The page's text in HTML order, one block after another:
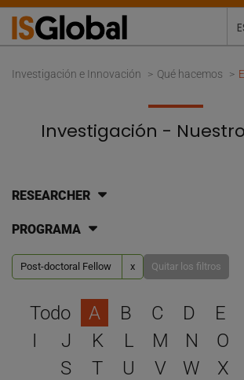
Investigación e Innovación Qué hacemos
Investigación -
RESEARCHER
PROGRAMA
Post-doctoral Fellow x Quitar los filtros
Todo A B C D E
I
J K L M N O
S
T U V W X